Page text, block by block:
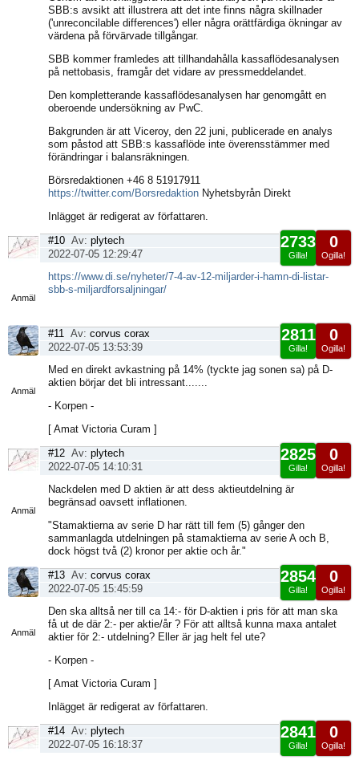
SBB:s avsikt att illustrera att det inte finns några skillnader
('unreconcilable differences') eller några orättfärdiga ökningar av
värdena på förvärvade tillgångar.
SBB kommer framledes att tillhandahålla kassaflödesanalysen
på nettobasis, framgår det vidare av pressmeddelandet.
Den kompletterande kassaflödesanalysen har genomgått en
oberoende undersökning av PwC.
Bakgrunden är att Viceroy, den 22 juni, publicerade en analys
som påstod att SBB:s kassaflöde inte överensstämmer med
förändringar i balansräkningen.
Börsredaktionen +46 8 51917911
https://twitter.com/Borsredaktion Nyhetsbyrån Direkt
Inlägget är redigerat av författaren.
Anmäl
0
Ogilla!
2733
Gilla!
#10 Av: plytech
2022-07-05 12:29:47
https://www.di.se/nyheter/7-4-av-12-miljarder-i-hamn-di-listar-
sbb-s-miljardforsaljningar/
Anmäl
0
Ogilla!
2811
Gilla!
#11 Av: corvus corax
2022-07-05 13:53:39
Med en direkt avkastning på 14% (tyckte jag sonen sa) på D-
aktien börjar det bli intressant.......
- Korpen -
[ Amat Victoria Curam ]
Anmäl
0
Ogilla!
2825
Gilla!
#12 Av: plytech
2022-07-05 14:10:31
Nackdelen med D aktien är att dess aktieutdelning är
begränsad oavsett inflationen.
"Stamaktierna av serie D har rätt till fem (5) gånger den
sammanlagda utdelningen på stamaktierna av serie A och B,
dock högst två (2) kronor per aktie och år."
Anmäl
0
Ogilla!
2854
Gilla!
#13 Av: corvus corax
2022-07-05 15:45:59
Den ska alltså ner till ca 14:- för D-aktien i pris för att man ska
få ut de där 2:- per aktie/år ? För att alltså kunna maxa antalet
aktier för 2:- utdelning? Eller är jag helt fel ute?
- Korpen -
[ Amat Victoria Curam ]
Inlägget är redigerat av författaren.
0
Ogilla!
2841
Gilla!
#14 Av: plytech
2022-07-05 16:18:37